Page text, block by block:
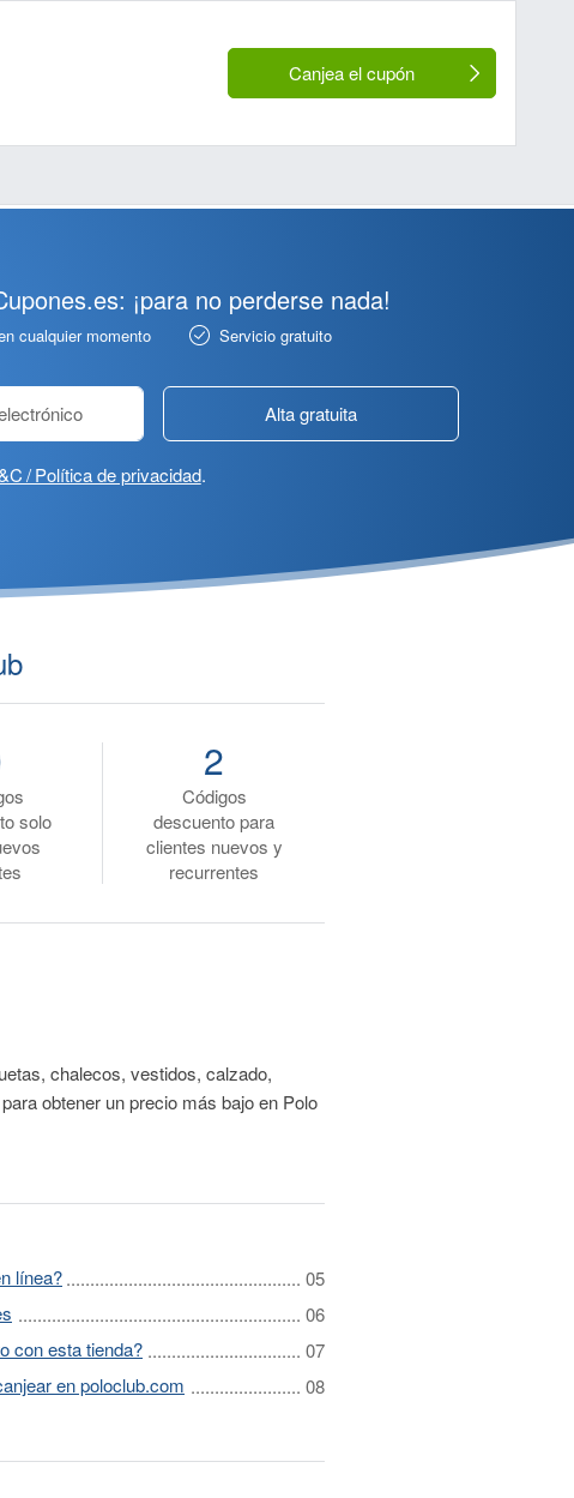
Canjea el cupón
¡para no perderse nada!
cualquier momento Servicio gratuito
Alta gratuita
/ Política de privacidad.
solo
Códigos
descuento para
clientes nuevos y
recurrentes
2
chalecos, vestidos, calzado,
obtener un precio más bajo en Polo
línea?
con esta tienda?
en poloclub.com